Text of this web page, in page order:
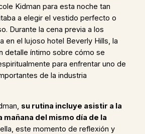
Kidman para esta noche tan
a elegir el vestido perfecto o
Durante la cena previa a los
en el lujoso hotel Beverly Hills, la
detalle íntimo sobre cómo se
para enfrentar uno de
de la industria
su rutina incluye asistir a la
mañana del mismo día de la
ella, este momento de reflexión y